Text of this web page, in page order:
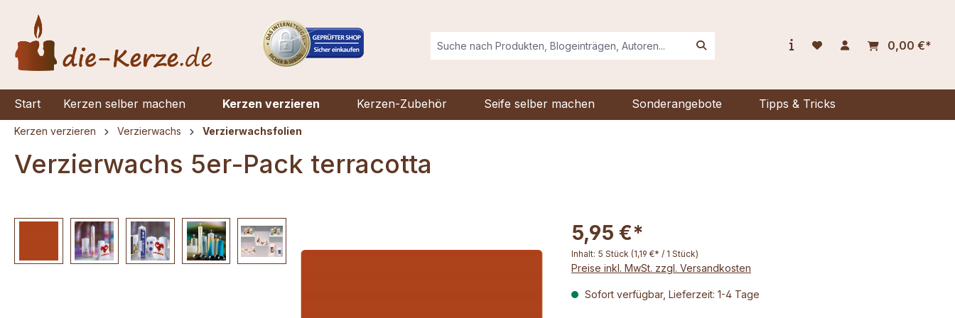
0,00 €*
Start Kerzen selber machen Kerzen verzieren Kerzen-Zubehör Seife selber machen Sonderangebote Tipps & Tricks
Kerzen verzieren Verzierwachs Verzierwachsfolien
Verzierwachs 5er-Pack terracotta
Bildergalerie überspringen 5,95 €*
Inhalt: 5 Stück (1,19 €* / 1 Stück)
Preise inkl. MwSt. zzgl. Versandkosten
Sofort verfügbar, Lieferzeit: 1-4 Tage